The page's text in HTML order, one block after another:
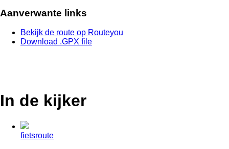
Aanverwante links
Bekijk de route op Routeyou
Download .GPX file
In de kijker
fietsroute